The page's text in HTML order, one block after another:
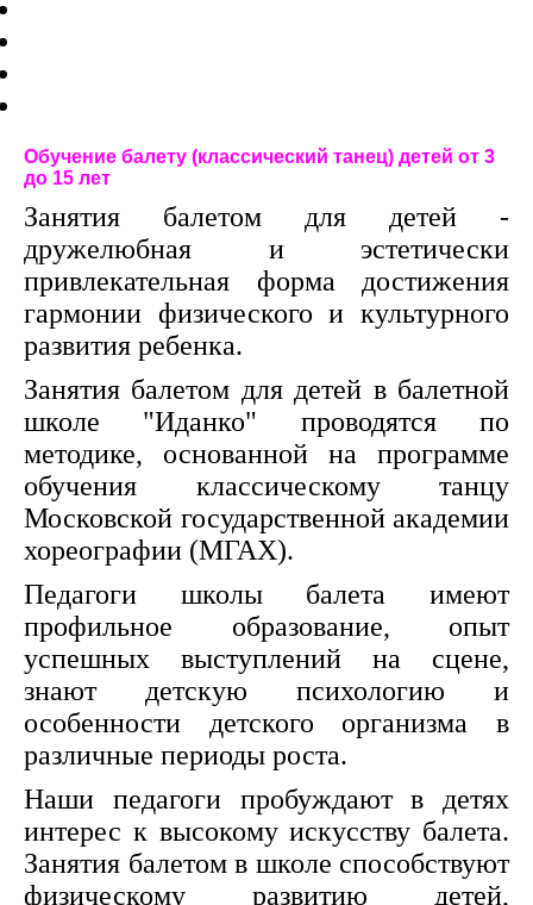
Обучение балету (классический танец) детей от 3
до 15 лет
Занятия балетом для детей -
дружелюбная и эстетически
привлекательная форма достижения
гармонии физического и культурного
развития ребенка.
Занятия балетом для детей в балетной
школе "Иданко" проводятся по
методике, основанной на программе
обучения классическому танцу
Московской государственной академии
хореографии (МГАХ).
Педагоги школы балета имеют
профильное образование, опыт
успешных выступлений на сцене,
знают детскую психологию и
особенности детского организма в
различные периоды роста.
Наши педагоги пробуждают в детях
интерес к высокому искусству балета.
Занятия балетом в школе способствуют
физическому развитию детей,